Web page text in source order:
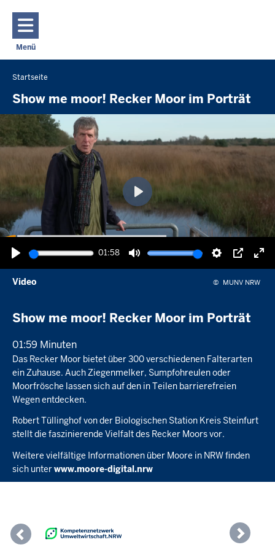
Menü
Navigation aktivieren/deaktivieren: Hauptmenü
Sie
befinden
hier
Startseite
Show me moor! Recker Moor im Porträt
Wiedergabe
01:58
Ton
Picture-
in-
Wiedergabe
Video © MUNV NRW
Show me moor! Recker Moor im Porträt
01:59 Minuten
Das Recker Moor bietet über 300 verschiedenen Falterarten
ein Zuhause. Auch Ziegenmelker, Sumpfohreulen oder
Moorfrösche lassen sich auf den in Teilen barrierefreien
Wegen entdecken.
Robert Tüllinghof von der Biologischen Station Kreis Steinfurt
stellt die faszinierende Vielfalt des Recker Moors vor.
Weitere vielfältige Informationen über Moore in NRW finden
sich unterwww.moore-digital.nrw
Previous